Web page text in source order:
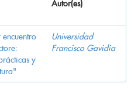
Autor(es)
y
Universidad
Francisco Gavidia